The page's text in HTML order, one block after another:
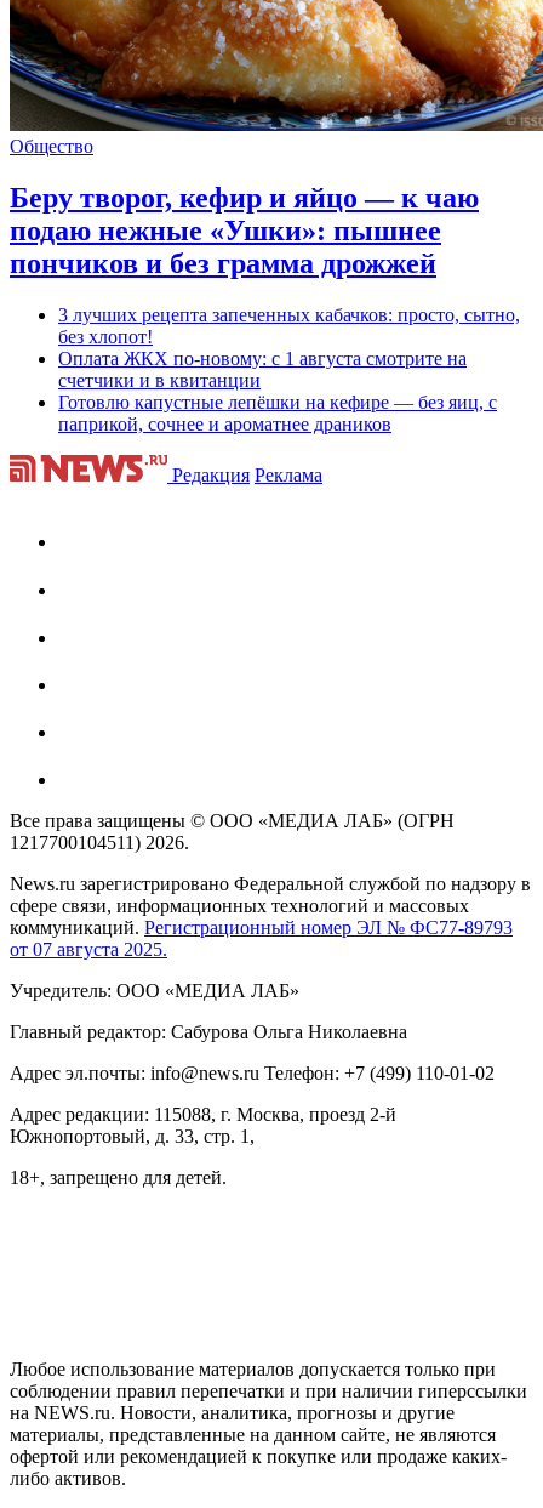
Общество
Беру творог, кефир и яйцо — к чаю
подаю нежные «Ушки»: пышнее
пончиков и без грамма дрожжей
3 лучших рецепта запеченных кабачков: просто, сытно,
без хлопот!
Оплата ЖКХ по-новому: с 1 августа смотрите на
счетчики и в квитанции
Готовлю капустные лепёшки на кефире — без яиц, с
паприкой, сочнее и ароматнее драников
Редакция Реклама
Все права защищены © ООО «МЕДИА ЛАБ» (ОГРН
1217700104511) 2026.
News.ru зарегистрировано Федеральной службой по надзору в
сфере связи, информационных технологий и массовых
коммуникаций. Регистрационный номер ЭЛ № ФС77-89793
от 07 августа 2025.
Учредитель: ООО «МЕДИА ЛАБ»
Главный редактор: Сабурова Ольга Николаевна
Адрес эл.почты: info@news.ru Телефон: +7 (499) 110-01-02
Адрес редакции: 115088, г. Москва, проезд 2-й
Южнопортовый, д. 33, стр. 1,
18+, запрещено для детей.
Любое использование материалов допускается только при
соблюдении правил перепечатки и при наличии гиперссылки
на NEWS.ru. Новости, аналитика, прогнозы и другие
материалы, представленные на данном сайте, не являются
офертой или рекомендацией к покупке или продаже каких-
либо активов.